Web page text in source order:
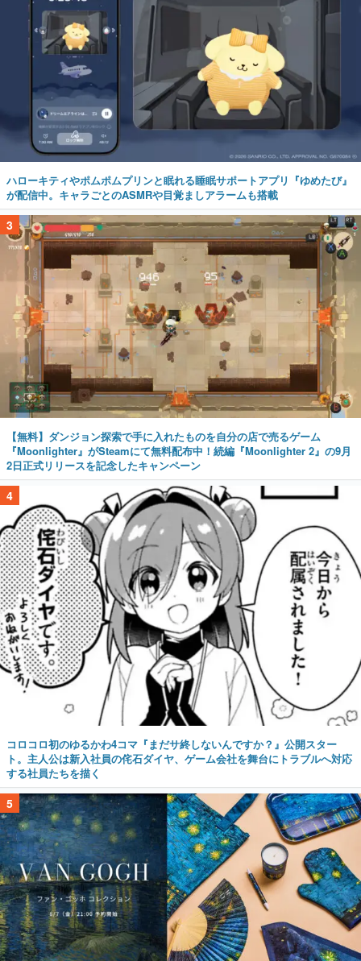
ハローキティやポムポムプリンと眠れる睡眠サポートアプリ『ゆめたび』
が配信中。キャラごとのASMRや目覚ましアラームも搭載
3
【無料】ダンジョン探索で手に入れたものを自分の店で売るゲーム
『Moonlighter』がSteamにて無料配布中！続編『Moonlighter 2』の9月
2日正式リリースを記念したキャンペーン
4
コロコロ初のゆるかわ4コマ『まだサ終しないんですか？』公開スター
ト。主人公は新入社員の侘石ダイヤ、ゲーム会社を舞台にトラブルへ対応
する社員たちを描く
5